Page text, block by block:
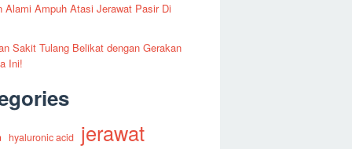
Alami Ampuh Atasi Jerawat Pasir Di
Sakit Tulang Belikat dengan Gerakan
Ini!
hyaluronic acid jerawat